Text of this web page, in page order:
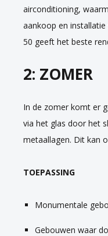
airconditioning,
aankoop en installatie
50 geeft het beste
2: ZOMER
In de zomer komt er
via het glas door het
metaallagen. Dit kan
TOEPASSING
Monumentale
Gebouwen waar